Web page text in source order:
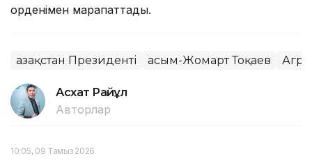
орденімен марапаттады.
Қазақстан Президенті Қасым-Жомарт Тоқаев
Асхат Райқұл
Авторлар
10:05, 09 Тамыз 2026